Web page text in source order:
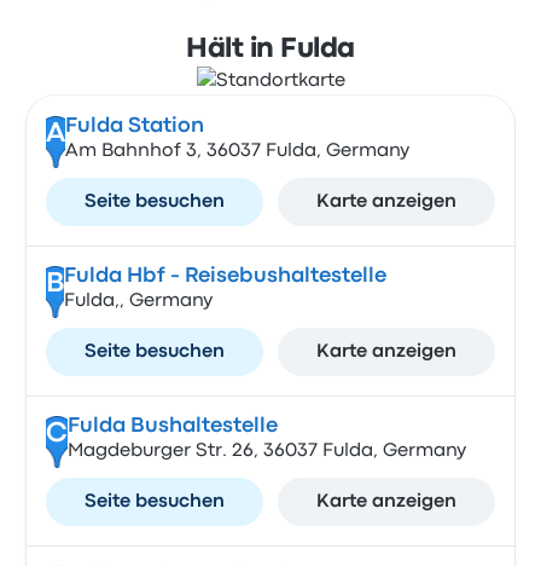
Hält in Fulda
A Fulda Station
Am Bahnhof 3, 36037 Fulda, Germany
Seite besuchen Karte anzeigen
B Fulda Hbf - Reisebushaltestelle
Fulda,, Germany
Seite besuchen Karte anzeigen
CFulda Bushaltestelle
Magdeburger Str. 26, 36037 Fulda, Germany
Seite besuchen Karte anzeigen